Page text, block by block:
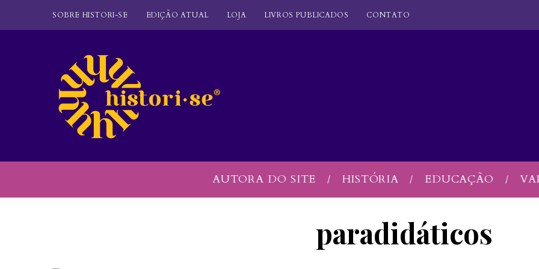
SOBRE HISTORI-SE EDIÇÃO ATUAL LOJA LIVROS PUBLICADOS CONTATO
AUTORA DO SITE HISTÓRIA EDUCAÇÃO
paradidáticos